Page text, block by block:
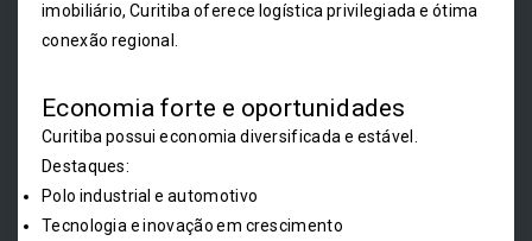
imobiliário, Curitiba oferece logística privilegiada e ótima
conexão regional.
Economia forte e oportunidades
Curitiba possui economia diversificada e estável.
Destaques:
Polo industrial e automotivo
Tecnologia e inovação em crescimento